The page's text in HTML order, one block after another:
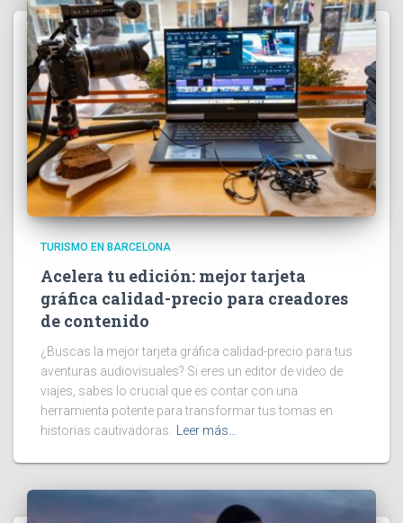
TURISMO EN BARCELONA
Acelera tu edición: mejor tarjeta
gráfica calidad-precio para creadores
de contenido
¿Buscas la mejor tarjeta gráfica calidad-precio para tus
aventuras audiovisuales? Si eres un editor de video de
viajes, sabes lo crucial que es contar con una
herramienta potente para transformar tus tomas en
historias cautivadoras.
Leer más…